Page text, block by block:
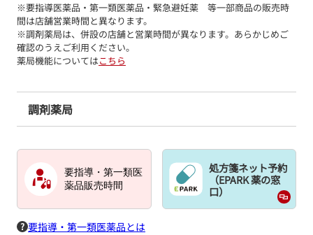
※要指導医薬品・第一類医薬品・緊急避妊薬　等一部商品の販売時
間は店舗営業時間と異なります。
※調剤薬局は、併設の店舗と営業時間が異なります。あらかじめご
確認のうえご利用ください。
薬局機能についてはこちら
調剤薬局
要指導・第一類医
薬品販売時間
処方箋ネット予約
（EPARK 薬の窓
口）
要指導・第一類医薬品とは